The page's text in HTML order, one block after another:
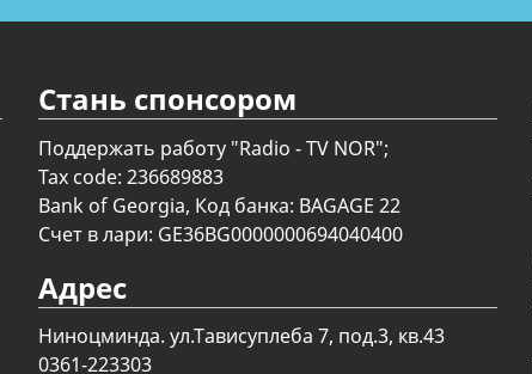
Стань спонсором
Поддержать работу "Radio - TV NOR";
Tax code: 236689883
Bank of Georgia, Код банка: BAGAGE 22
Счет в лари: GE36BG0000000694040400
Адрес
Ниноцминда. ул.Тависуплеба 7, под.3, кв.43
0361-223303